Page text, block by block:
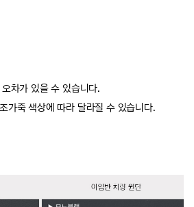
차가 있을 수 있습니다.
가죽 색상에 따라 달라질 수 있습니다.